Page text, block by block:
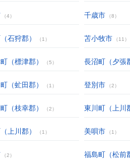
（4） 千歳市 （8）
石狩郡） （1） 苫小牧市 （11）
（標津郡） （5） 長沼町（夕張
（虻田郡） （1） 登別市 （2）
（枝幸郡） （2） 東川町（上川
上川郡） （1） 美唄市 （1）
（2） 福島町（松前